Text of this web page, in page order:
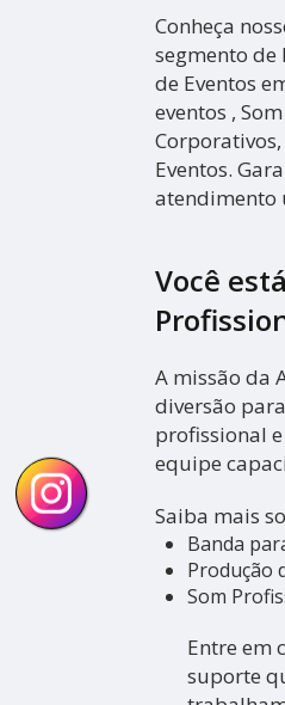
Conheça
segmento de
de Eventos
eventos ,
Eventos.
atendimento
Você
A missão da
diversão
profissional
equipe
Saiba mais
Banda
Produção
Som
Entre em
suporte